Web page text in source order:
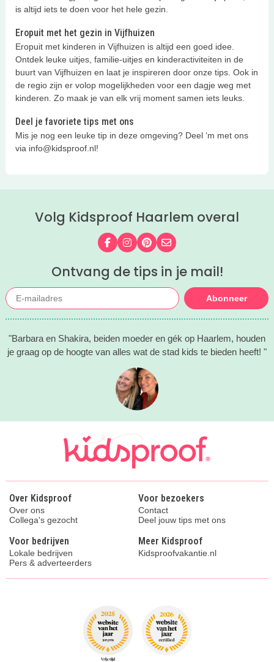
is altijd iets te doen voor het hele gezin.
Eropuit met het gezin in Vijfhuizen
Eropuit met kinderen in Vijfhuizen is altijd een goed idee.
Ontdek leuke uitjes, familie-uitjes en kinderactiviteiten in de
buurt van Vijfhuizen en laat je inspireren door onze tips. Ook in
de regio zijn er volop mogelijkheden voor een dagje weg met
kinderen. Zo maak je van elk vrij moment samen iets leuks.
Deel je favoriete tips met ons
Mis je nog een leuke tip in deze omgeving? Deel ‘m met ons
via info@kidsproof.nl!
Volg Kidsproof Haarlem overal
Volg ons op Facebook
Volg ons op Instagram
Volg ons op Pinterest
Mail ons
Ontvang de tips in je mail!
Abonneer
"Barbara en Shakira, beiden moeder en gék op Haarlem, houden
je graag op de hoogte van alles wat de stad kids te bieden heeft! "
Over Kidsproof
Over ons
Collega's gezocht
Voor bezoekers
Contact
Deel jouw tips met ons
Voor bedrijven
Lokale bedrijven
Pers & adverteerders
Meer Kidsproof
Kidsproofvakantie.nl